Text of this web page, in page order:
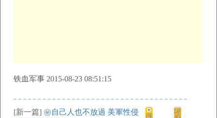
铁血军事 2015-08-23 08:51:15
[新一篇] ㊙自己人也不放過 美軍性侵